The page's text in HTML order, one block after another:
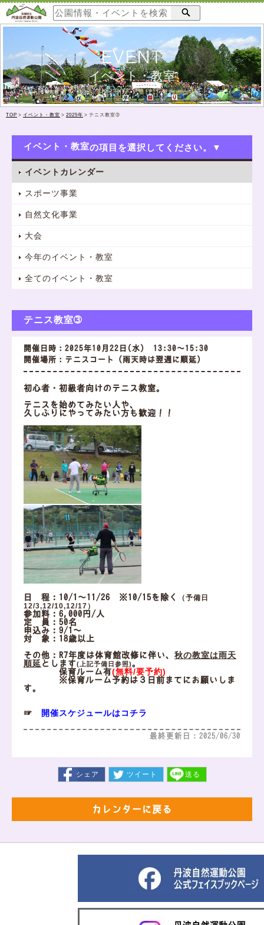
EVENT
イベント・教室
TOP > イベント・教室 > 2025年 > テニス教室➂
イベント・教室
イベントカレンダー
スポーツ事業
自然文化事業
大会
今年のイベント・教室
全てのイベント・教室
テニス教室➂
開催日時：2025年10月22日(水) 13:30～15:30
開催場所：テニスコート（雨天時は翌週に順延）
初心者・初級者向けのテニス教室。
テニスを始めてみたい人や、
久しぶりにやってみたい方も歓迎！！
日 程：10/1～11/26 ※10/15を除く
（予備日
12/3,12/10,12/17）
参加料：6,000円/人
定 員：50名
申込み：9/1～
対 象：18歳以上
その他：R7年度は体育館改修に伴い、 秋の教室は雨天
順延 とします(上記予備日参照)。
保育ルーム有(無料/要予約)
※保育ルーム予約は３日前までにお願いしま
す。
☞ 開催スケジュールはコチラ
最終更新日：2025/06/30
シェア ツイート 送る
カレンダーに戻る